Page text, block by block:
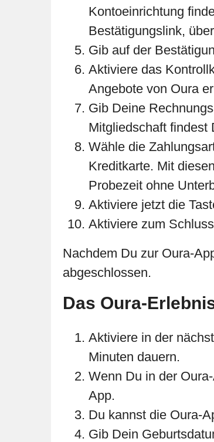
Kontoeinrichtung
Bestätigungslink,
Gib auf der
Aktiviere das
Angebote von Oura
Gib Deine
Mitgliedschaft findest
Wähle die
Kreditkarte. Mit
Probezeit ohne
Aktiviere jetzt die
Aktiviere zum
Nachdem Du zur Oura-
abgeschlossen.
Das Oura-
Aktiviere in der
Minuten dauern.
Wenn Du in der
App.
Du kannst die Oura-
Gib Dein